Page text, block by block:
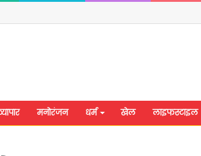
मनोरंजन धर्म खेल लाइफस्टाइल